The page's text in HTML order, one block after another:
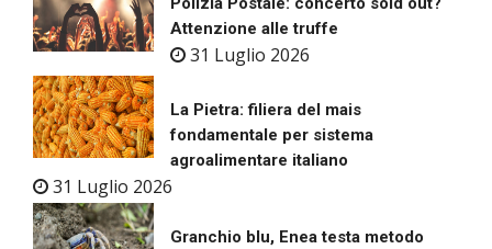
Attenzione alle truffe
31 Luglio 2026
La Pietra: filiera del mais
fondamentale per sistema
agroalimentare italiano
31 Luglio 2026
Granchio blu, Enea testa metodo